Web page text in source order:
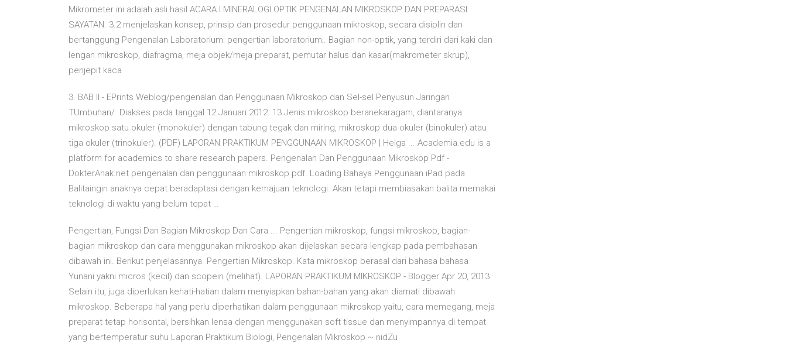
Mikrometer ini adalah asli hasil ACARA I MINERALOGI OPTIK PENGENALAN MIKROSKOP DAN PREPARASI
SAYATAN. 3.2 menjelaskan konsep, prinsip dan prosedur penggunaan mikroskop, secara disiplin dan
bertanggung Pengenalan Laboratorium: pengertian laboratorium;. Bagian non-optik, yang terdiri dari kaki dan
lengan mikroskop, diafragma, meja objek/meja preparat, pemutar halus dan kasar(makrometer skrup),
penjepit kaca
3. BAB II - EPrints Weblog/pengenalan dan Penggunaan Mikroskop dan Sel-sel Penyusun Jaringan
TUmbuhan/. Diakses pada tanggal 12 Januari 2012. 13 Jenis mikroskop beranekaragam, diantaranya
mikroskop satu okuler (monokuler) dengan tabung tegak dan miring, mikroskop dua okuler (binokuler) atau
tiga okuler (trinokuler). (PDF) LAPORAN PRAKTIKUM PENGGUNAAN MIKROSKOP | Helga ... Academia.edu is a
platform for academics to share research papers. Pengenalan Dan Penggunaan Mikroskop Pdf -
DokterAnak.net pengenalan dan penggunaan mikroskop pdf. Loading Bahaya Penggunaan iPad pada
Balitaingin anaknya cepat beradaptasi dengan kemajuan teknologi. Akan tetapi membiasakan balita memakai
teknologi di waktu yang belum tepat …
Pengertian, Fungsi Dan Bagian Mikroskop Dan Cara ... Pengertian mikroskop, fungsi mikroskop, bagian-
bagian mikroskop dan cara menggunakan mikroskop akan dijelaskan secara lengkap pada pembahasan
dibawah ini. Berikut penjelasannya. Pengertian Mikroskop. Kata mikroskop berasal dari bahasa bahasa
Yunani yakni micros (kecil) dan scopein (melihat). LAPORAN PRAKTIKUM MIKROSKOP - Blogger Apr 20, 2013 ·
Selain itu, juga diperlukan kehati-hatian dalam menyiapkan bahan-bahan yang akan diamati dibawah
mikroskop. Beberapa hal yang perlu diperhatikan dalam penggunaan mikroskop yaitu, cara memegang, meja
preparat tetap horisontal, bersihkan lensa dengan menggunakan soft tissue dan menyimpannya di tempat
yang bertemperatur suhu Laporan Praktikum Biologi, Pengenalan Mikroskop ~ nidZu